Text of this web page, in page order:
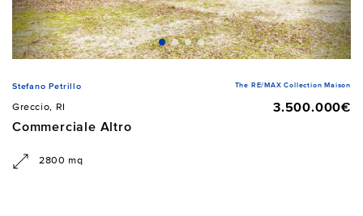
Stefano Petrillo The RE/MAX Collection Maison
Greccio, RI
3.500.000€
Commerciale Altro
2800 mq